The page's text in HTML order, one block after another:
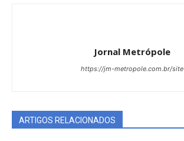
Jornal Metrópole
https://jm-metropole.com.br/site
ARTIGOS RELACIONADOS